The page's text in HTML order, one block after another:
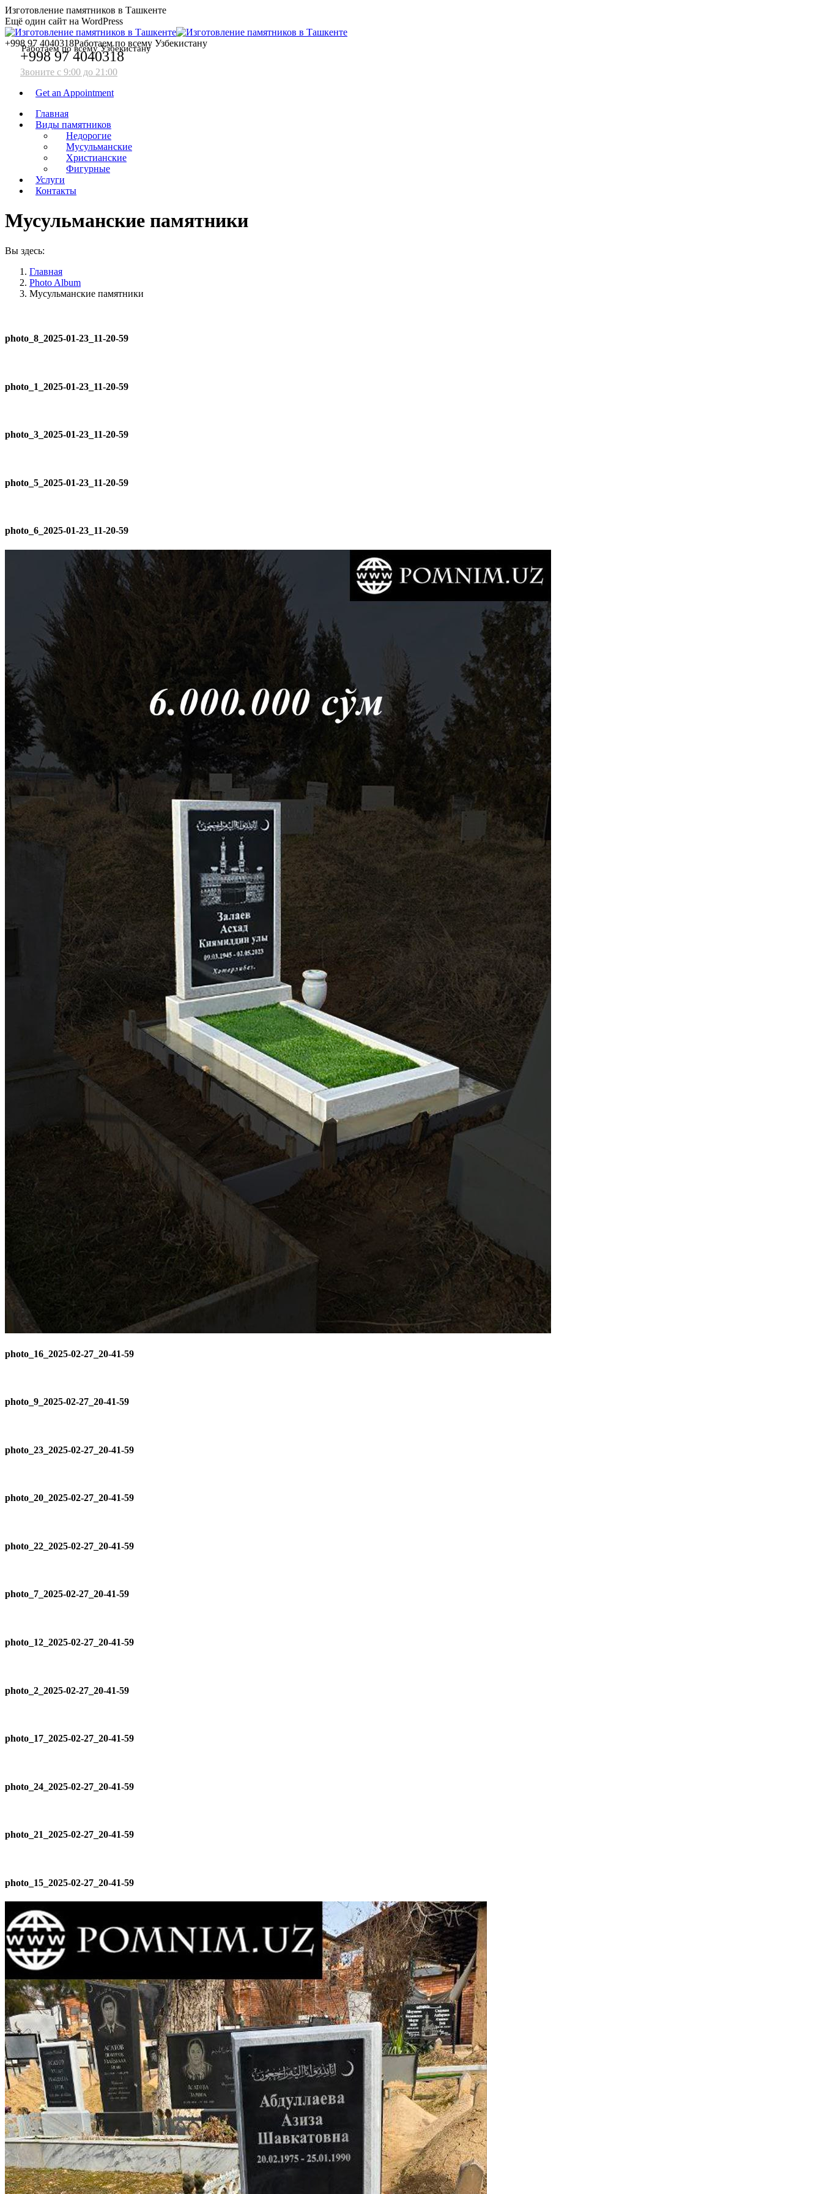
Перейти
к
содержанию
Facebook
Telegram
Изготовление памятников в Ташкенте
Ещё один сайт на WordPress
+998 97 4040318Работаем по всему Узбекистану
Работаем по всему Узбекистану
+998 97 4040318
Звоните с 9:00 до 21:00
Get an Appointment
Главная
Виды памятников
Недорогие
Мусульманские
Христианские
Фигурные
Услуги
Контакты
Мусульманские памятники
Вы здесь:
Главная
Photo Album
Мусульманские памятники
photo_8_2025-01-23_11-20-59
photo_1_2025-01-23_11-20-59
photo_3_2025-01-23_11-20-59
photo_5_2025-01-23_11-20-59
photo_6_2025-01-23_11-20-59
photo_16_2025-02-27_20-41-59
photo_9_2025-02-27_20-41-59
photo_23_2025-02-27_20-41-59
photo_20_2025-02-27_20-41-59
photo_22_2025-02-27_20-41-59
photo_7_2025-02-27_20-41-59
photo_12_2025-02-27_20-41-59
photo_2_2025-02-27_20-41-59
photo_17_2025-02-27_20-41-59
photo_24_2025-02-27_20-41-59
photo_21_2025-02-27_20-41-59
photo_15_2025-02-27_20-41-59